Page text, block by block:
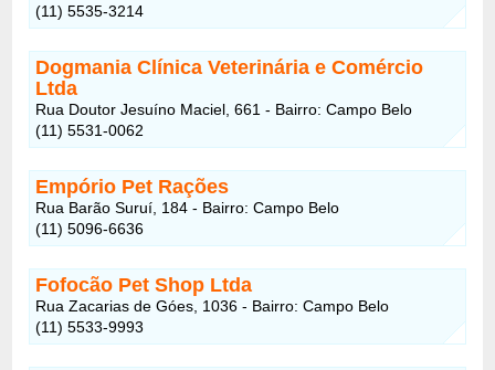
(11) 5535-3214
Dogmania Clínica Veterinária e Comércio
Ltda
Rua Doutor Jesuíno Maciel, 661 - Bairro: Campo Belo
(11) 5531-0062
Empório Pet Rações
Rua Barão Suruí, 184 - Bairro: Campo Belo
(11) 5096-6636
Fofocão Pet Shop Ltda
Rua Zacarias de Góes, 1036 - Bairro: Campo Belo
(11) 5533-9993